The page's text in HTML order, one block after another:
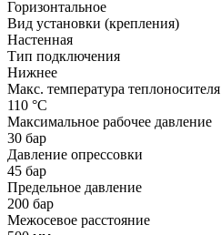
Горизонтальное
Вид установки (крепления)
Настенная
Тип подключения
Нижнее
Макс. температура теплоносителя
110 °С
Максимальное рабочее давление
30 бар
Давление опрессовки
45 бар
Предельное давление
200 бар
Межосевое расстояние